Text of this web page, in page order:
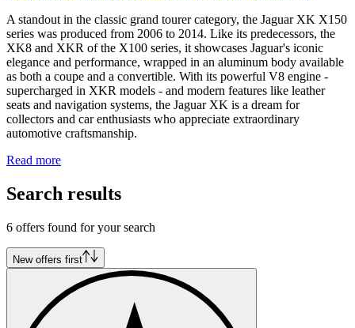
A standout in the classic grand tourer category, the Jaguar XK X150
series was produced from 2006 to 2014. Like its predecessors, the
XK8 and XKR of the X100 series, it showcases Jaguar's iconic
elegance and performance, wrapped in an aluminum body available
as both a coupe and a convertible. With its powerful V8 engine -
supercharged in XKR models - and modern features like leather
seats and navigation systems, the Jaguar XK is a dream for
collectors and car enthusiasts who appreciate extraordinary
automotive craftsmanship.
Read more
Search results
6 offers found for your search
New offers first